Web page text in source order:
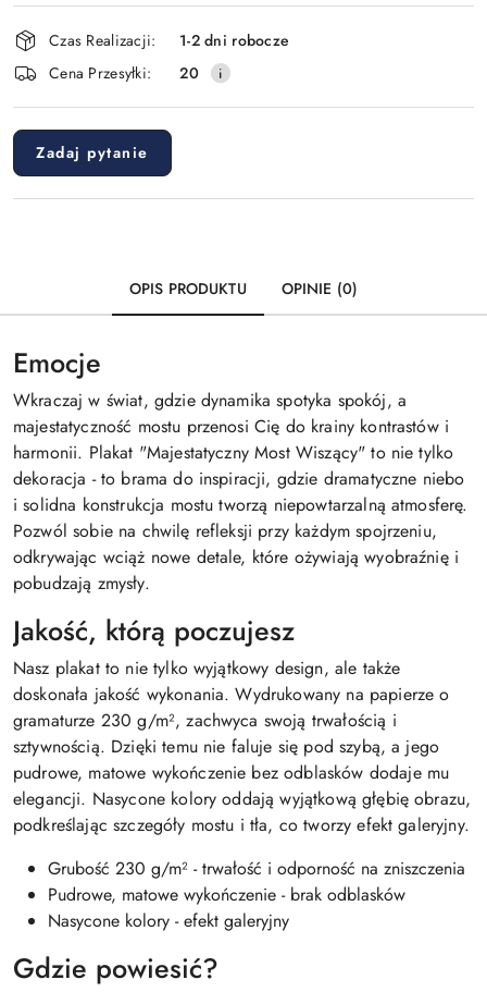
Dostępność
i
dostawa
Czas Realizacji:
1-2 dni robocze
Cena Przesyłki:
20
Zadaj pytanie
OPIS PRODUKTU OPINIE (0)
Emocje
Wkraczaj w świat, gdzie dynamika spotyka spokój, a
majestatyczność mostu przenosi Cię do krainy kontrastów i
harmonii. Plakat "Majestatyczny Most Wiszący" to nie tylko
dekoracja - to brama do inspiracji, gdzie dramatyczne niebo
i solidna konstrukcja mostu tworzą niepowtarzalną atmosferę.
Pozwól sobie na chwilę refleksji przy każdym spojrzeniu,
odkrywając wciąż nowe detale, które ożywiają wyobraźnię i
pobudzają zmysły.
Jakość, którą poczujesz
Nasz plakat to nie tylko wyjątkowy design, ale także
doskonała jakość wykonania. Wydrukowany na papierze o
gramaturze 230 g/m², zachwyca swoją trwałością i
sztywnością. Dzięki temu nie faluje się pod szybą, a jego
pudrowe, matowe wykończenie bez odblasków dodaje mu
elegancji. Nasycone kolory oddają wyjątkową głębię obrazu,
podkreślając szczegóły mostu i tła, co tworzy efekt galeryjny.
Grubość 230 g/m² - trwałość i odporność na zniszczenia
Pudrowe, matowe wykończenie - brak odblasków
Nasycone kolory - efekt galeryjny
Gdzie powiesić?